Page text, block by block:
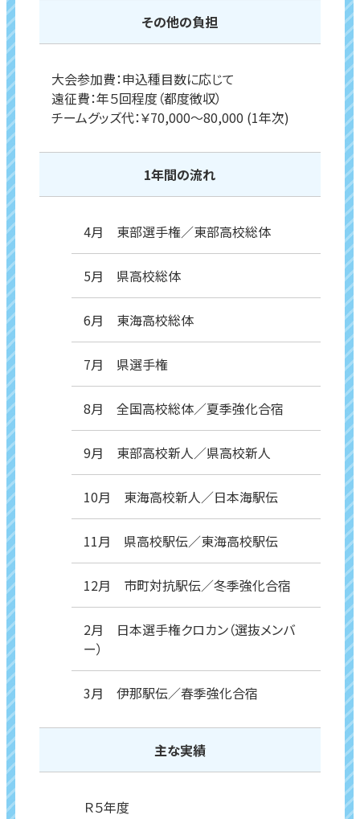
その他の負担
大会参加費：申込種目数に応じて
遠征費：年５回程度（都度徴収）
チームグッズ代：￥70,000～80,000 (1年次)
1年間の流れ
4月 東部選手権／東部高校総体
5月 県高校総体
6月 東海高校総体
7月 県選手権
8月 全国高校総体／夏季強化合宿
9月 東部高校新人／県高校新人
10月 東海高校新人／日本海駅伝
11月 県高校駅伝／東海高校駅伝
12月 市町対抗駅伝／冬季強化合宿
2月 日本選手権クロカン（選抜メンバ
ー）
3月 伊那駅伝／春季強化合宿
主な実績
Ｒ５年度